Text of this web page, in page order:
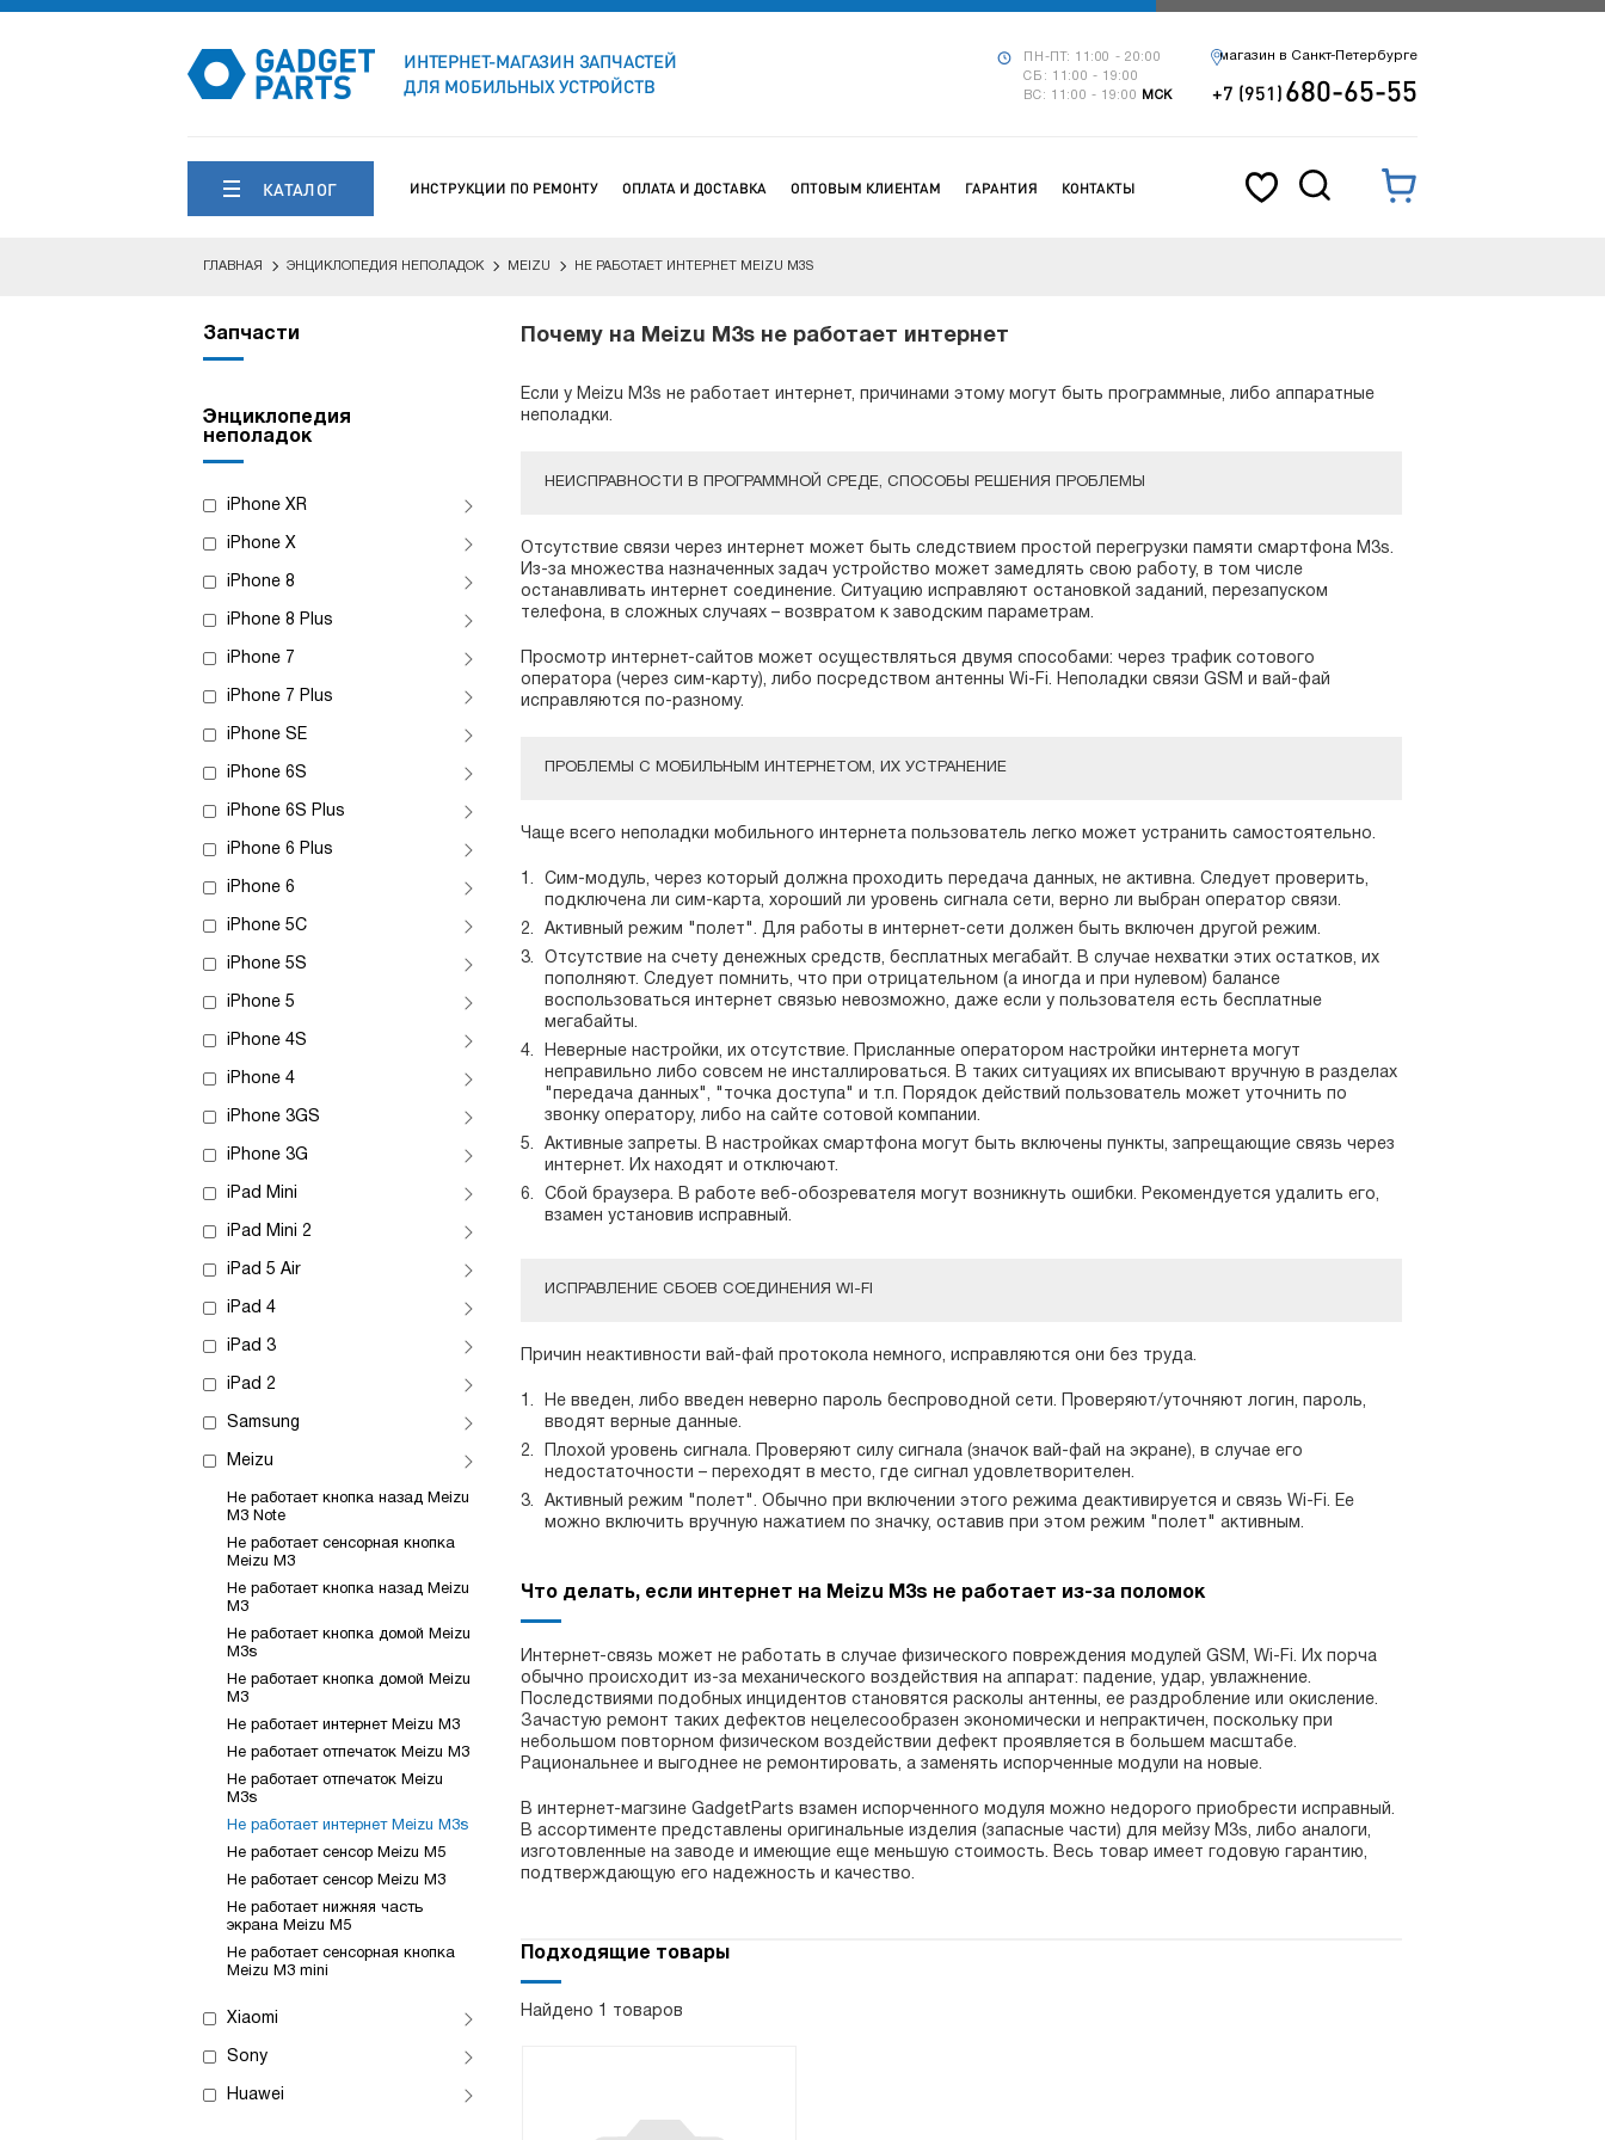
ИНТЕРНЕТ-МАГАЗИН ЗАПЧАСТЕЙ
ДЛЯ МОБИЛЬНЫХ УСТРОЙСТВ
ПН-ПТ: 11:00 - 20:00
СБ: 11:00 - 19:00
ВС: 11:00 - 19:00
МСК
магазин в Санкт-Петербурге
+7 (951)680-65-55
КАТАЛОГ ИНСТРУКЦИИ ПО РЕМОНТУ ОПЛАТА И ДОСТАВКА ОПТОВЫМ КЛИЕНТАМ ГАРАНТИЯ КОНТАКТЫ
ГЛАВНАЯ ЭНЦИКЛОПЕДИЯ НЕПОЛАДОК MEIZU НЕ РАБОТАЕТ ИНТЕРНЕТ MEIZU M3S
Запчасти
Энциклопедия
неполадок
iPhone XR
iPhone X
iPhone 8
iPhone 8 Plus
iPhone 7
iPhone 7 Plus
iPhone SE
iPhone 6S
iPhone 6S Plus
iPhone 6 Plus
iPhone 6
iPhone 5C
iPhone 5S
iPhone 5
iPhone 4S
iPhone 4
iPhone 3GS
iPhone 3G
iPad Mini
iPad Mini 2
iPad 5 Air
iPad 4
iPad 3
iPad 2
Samsung
Meizu
Не работает кнопка назад Meizu
M3 Note
Не работает сенсорная кнопка
Meizu M3
Не работает кнопка назад Meizu
M3
Не работает кнопка домой Meizu
M3s
Не работает кнопка домой Meizu
M3
Не работает интернет Meizu M3
Не работает отпечаток Meizu M3
Не работает отпечаток Meizu
M3s
Не работает интернет Meizu M3s
Не работает сенсор Meizu M5
Не работает сенсор Meizu M3
Не работает нижняя часть
экрана Meizu M5
Не работает сенсорная кнопка
Meizu M3 mini
Xiaomi
Sony
Huawei
Почему на Meizu M3s не работает интернет
Если у Meizu M3s не работает интернет, причинами этому могут быть программные, либо аппаратные
неполадки.
НЕИСПРАВНОСТИ В ПРОГРАММНОЙ СРЕДЕ, СПОСОБЫ РЕШЕНИЯ ПРОБЛЕМЫ
Отсутствие связи через интернет может быть следствием простой перегрузки памяти смартфона M3s.
Из-за множества назначенных задач устройство может замедлять свою работу, в том числе
останавливать интернет соединение. Ситуацию исправляют остановкой заданий, перезапуском
телефона, в сложных случаях – возвратом к заводским параметрам.
Просмотр интернет-сайтов может осуществляться двумя способами: через трафик сотового
оператора (через сим-карту), либо посредством антенны Wi-Fi. Неполадки связи GSM и вай-фай
исправляются по-разному.
ПРОБЛЕМЫ С МОБИЛЬНЫМ ИНТЕРНЕТОМ, ИХ УСТРАНЕНИЕ
Чаще всего неполадки мобильного интернета пользователь легко может устранить самостоятельно.
Сим-модуль, через который должна проходить передача данных, не активна. Следует проверить,
подключена ли сим-карта, хороший ли уровень сигнала сети, верно ли выбран оператор связи.
Активный режим "полет". Для работы в интернет-сети должен быть включен другой режим.
Отсутствие на счету денежных средств, бесплатных мегабайт. В случае нехватки этих остатков, их
пополняют. Следует помнить, что при отрицательном (а иногда и при нулевом) балансе
воспользоваться интернет связью невозможно, даже если у пользователя есть бесплатные
мегабайты.
Неверные настройки, их отсутствие. Присланные оператором настройки интернета могут
неправильно либо совсем не инсталлироваться. В таких ситуациях их вписывают вручную в разделах
"передача данных", "точка доступа" и т.п. Порядок действий пользователь может уточнить по
звонку оператору, либо на сайте сотовой компании.
Активные запреты. В настройках смартфона могут быть включены пункты, запрещающие связь через
интернет. Их находят и отключают.
Сбой браузера. В работе веб-обозревателя могут возникнуть ошибки. Рекомендуется удалить его,
взамен установив исправный.
ИСПРАВЛЕНИЕ СБОЕВ СОЕДИНЕНИЯ WI-FI
Причин неактивности вай-фай протокола немного, исправляются они без труда.
Не введен, либо введен неверно пароль беспроводной сети. Проверяют/уточняют логин, пароль,
вводят верные данные.
Плохой уровень сигнала. Проверяют силу сигнала (значок вай-фай на экране), в случае его
недостаточности – переходят в место, где сигнал удовлетворителен.
Активный режим "полет". Обычно при включении этого режима деактивируется и связь Wi-Fi. Ее
можно включить вручную нажатием по значку, оставив при этом режим "полет" активным.
Что делать, если интернет на Meizu M3s не работает из-за поломок
Интернет-связь может не работать в случае физического повреждения модулей GSM, Wi-Fi. Их порча
обычно происходит из-за механического воздействия на аппарат: падение, удар, увлажнение.
Последствиями подобных инцидентов становятся расколы антенны, ее раздробление или окисление.
Зачастую ремонт таких дефектов нецелесообразен экономически и непрактичен, поскольку при
небольшом повторном физическом воздействии дефект проявляется в большем масштабе.
Рациональнее и выгоднее не ремонтировать, а заменять испорченные модули на новые.
В интернет-магзине GadgetParts взамен испорченного модуля можно недорого приобрести исправный.
В ассортименте представлены оригинальные изделия (запасные части) для мейзу M3s, либо аналоги,
изготовленные на заводе и имеющие еще меньшую стоимость. Весь товар имеет годовую гарантию,
подтверждающую его надежность и качество.
Подходящие товары
Найдено 1 товаров